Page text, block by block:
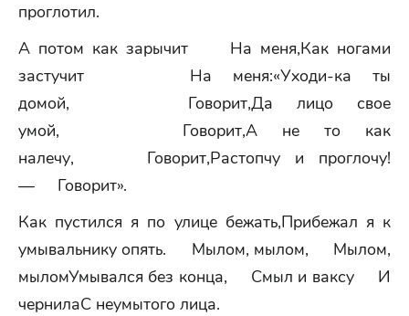
проглотил.
А потом как зарычит На меня,Как ногами
застучит На меня:«Уходи-ка ты
домой, Говорит,Да лицо свое
умой, Говорит,А не то как
налечу, Говорит,Растопчу и проглочу!
— Говорит».
Как пустился я по улице бежать,Прибежал я к
умывальнику опять. Мылом, мылом, Мылом,
мыломУмывался без конца, Смыл и ваксу И
чернилаС неумытого лица.